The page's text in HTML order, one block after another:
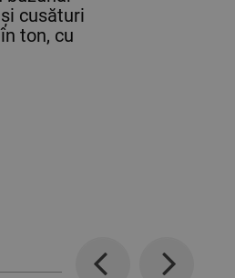
cusături
ton, cu